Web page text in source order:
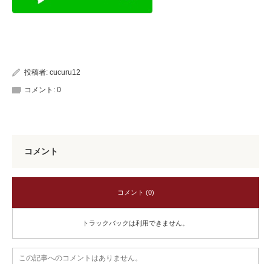
投稿者: cucuru12
コメント: 0
コメント
コメント (0)
トラックバックは利用できません。
この記事へのコメントはありません。